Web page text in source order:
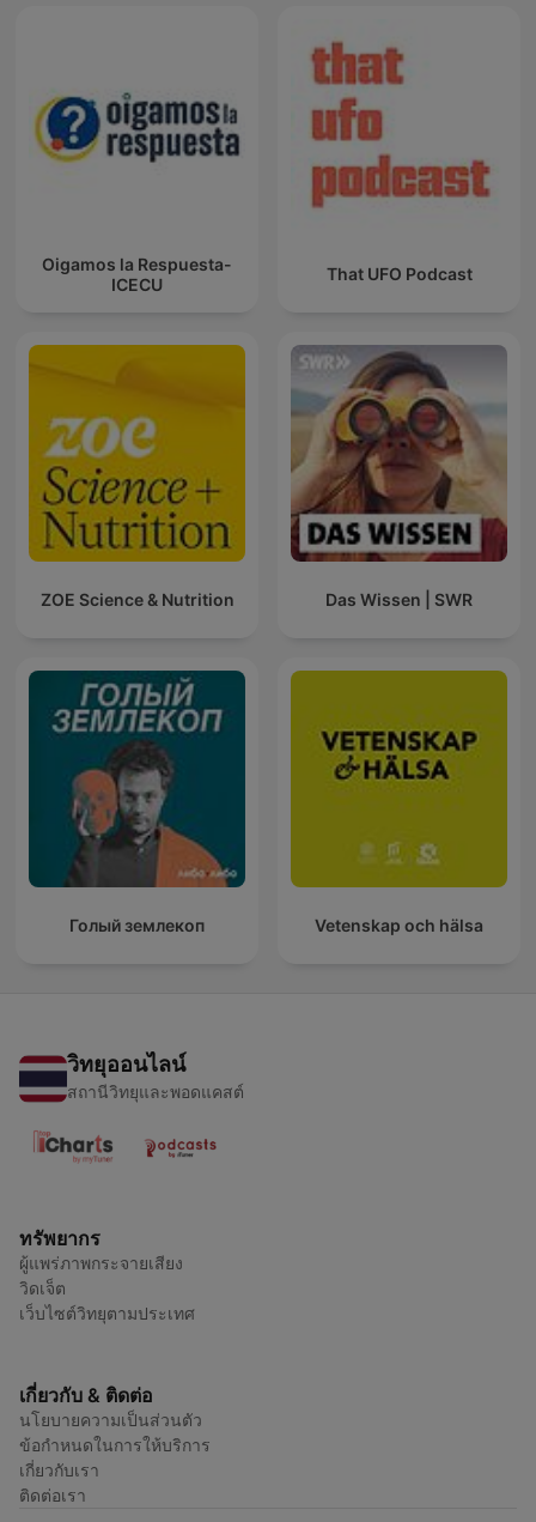
Oigamos la Respuesta-
ICECU
That UFO Podcast
ZOE Science & Nutrition Das Wissen | SWR
Голый землекоп Vetenskap och hälsa
วิทยุออนไลน์
สถานีวิทยุและพอดแคสต์
ทรัพยากร
ผู้แพร่ภาพกระจายเสียง
วิดเจ็ต
เว็บไซต์วิทยุตามประเทศ
เกี่ยวกับ & ติดต่อ
นโยบายความเป็นส่วนตัว
ข้อกำหนดในการให้บริการ
เกี่ยวกับเรา
ติดต่อเรา